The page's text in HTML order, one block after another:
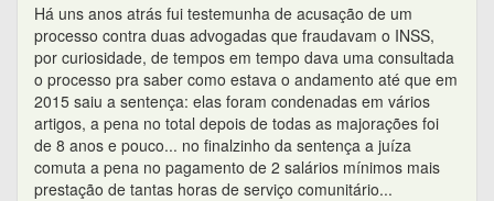
Há uns anos atrás fui testemunha de acusação de um
processo contra duas advogadas que fraudavam o INSS,
por curiosidade, de tempos em tempo dava uma consultada
o processo pra saber como estava o andamento até que em
2015 saiu a sentença: elas foram condenadas em vários
artigos, a pena no total depois de todas as majorações foi
de 8 anos e pouco... no finalzinho da sentença a juíza
comuta a pena no pagamento de 2 salários mínimos mais
prestação de tantas horas de serviço comunitário...